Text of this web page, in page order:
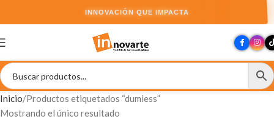
INNOVACIÓN QUE IMPACTA
Inicio Productos etiquetados “dumiess”
Mostrando el único resultado